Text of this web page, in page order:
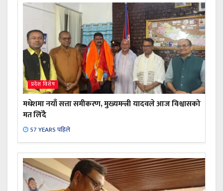
प्रदेश विशेष
मधेशमा नयाँ सत्ता समीकरण, मुख्यमन्त्री यादवले आज विश्वासको
मत लिँदै
57 YEARS पहिले